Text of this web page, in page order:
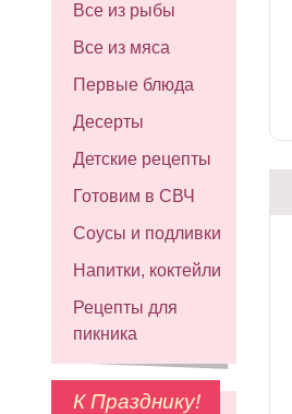
Все из рыбы
Все из мяса
Первые блюда
Десерты
Детские рецепты
Готовим в СВЧ
Соусы и подливки
Напитки, коктейли
Рецепты для
пикника
К Празднику!